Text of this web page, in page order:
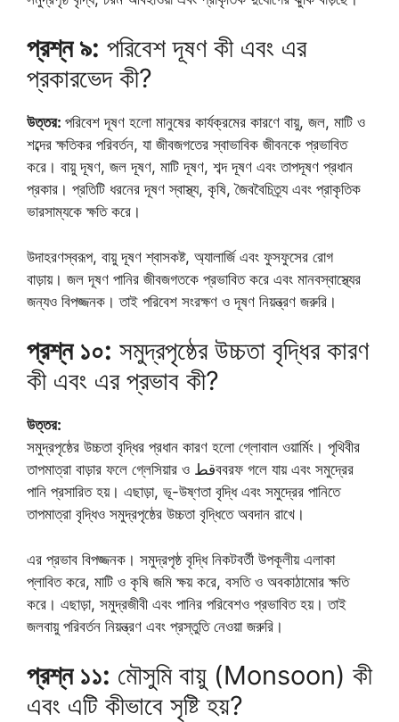
প্রশ্ন ৯: পরিবেশ দূষণ কী এবং এর
প্রকারভেদ কী?
উত্তর: পরিবেশ দূষণ হলো মানুষের কার্যক্রমের কারণে বায়ু, জল, মাটি ও
শব্দের ক্ষতিকর পরিবর্তন, যা জীবজগতের স্বাভাবিক জীবনকে প্রভাবিত
করে। বায়ু দূষণ, জল দূষণ, মাটি দূষণ, শব্দ দূষণ এবং তাপদূষণ প্রধান
প্রকার। প্রতিটি ধরনের দূষণ স্বাস্থ্য, কৃষি, জৈববৈচিত্র্য এবং প্রাকৃতিক
ভারসাম্যকে ক্ষতি করে।
উদাহরণস্বরূপ, বায়ু দূষণ শ্বাসকষ্ট, অ্যালার্জি এবং ফুসফুসের রোগ
বাড়ায়। জল দূষণ পানির জীবজগতকে প্রভাবিত করে এবং মানবস্বাস্থ্যের
জন্যও বিপজ্জনক। তাই পরিবেশ সংরক্ষণ ও দূষণ নিয়ন্ত্রণ জরুরি।
প্রশ্ন ১০: সমুদ্রপৃষ্ঠের উচ্চতা বৃদ্ধির কারণ
কী এবং এর প্রভাব কী?
উত্তর:
সমুদ্রপৃষ্ঠের উচ্চতা বৃদ্ধির প্রধান কারণ হলো গ্লোবাল ওয়ার্মিং। পৃথিবীর
তাপমাত্রা বাড়ার ফলে গ্লেসিয়ার ও قطববরফ গলে যায় এবং সমুদ্রের
পানি প্রসারিত হয়। এছাড়া, ভূ-উষ্ণতা বৃদ্ধি এবং সমুদ্রের পানিতে
তাপমাত্রা বৃদ্ধিও সমুদ্রপৃষ্ঠের উচ্চতা বৃদ্ধিতে অবদান রাখে।
এর প্রভাব বিপজ্জনক। সমুদ্রপৃষ্ঠ বৃদ্ধি নিকটবর্তী উপকূলীয় এলাকা
প্লাবিত করে, মাটি ও কৃষি জমি ক্ষয় করে, বসতি ও অবকাঠামোর ক্ষতি
করে। এছাড়া, সমুদ্রজীবী এবং পানির পরিবেশও প্রভাবিত হয়। তাই
জলবায়ু পরিবর্তন নিয়ন্ত্রণ এবং প্রস্তুতি নেওয়া জরুরি।
প্রশ্ন ১১: মৌসুমি বায়ু (Monsoon) কী
এবং এটি কীভাবে সৃষ্টি হয়?